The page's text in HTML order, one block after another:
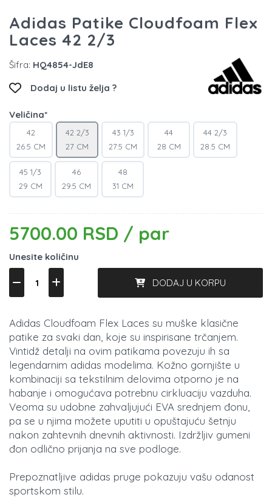
Adidas Patike Cloudfoam Flex
Laces 42 2/3
Šifra: HQ4854-JdE8
Dodaj u listu želja ?
Veličina*
42
26.5 CM
42 2/3
27 CM
43 1/3
27.5 CM
44
28 CM
44 2/3
28.5 CM
45 1/3
29 CM
46
29.5 CM
48
31 CM
5700.00 RSD / par
Unesite količinu
DODAJ U KORPU
Adidas Cloudfoam Flex Laces su muške klasične
patike za svaki dan, koje su inspirisane trčanjem.
Vintidž detalji na ovim patikama povezuju ih sa
legendarnim adidas modelima. Kožno gornjište u
kombinaciji sa tekstilnim delovima otporno je na
habanje i omogućava potrebnu cirkluaciju vazduha.
Veoma su udobne zahvaljujući EVA srednjem đonu,
pa se u njima možete uputiti u opuštajuću šetnju
nakon zahtevnih dnevnih aktivnosti. Izdržljiv gumeni
đon odlično prijanja na sve podloge.
Prepoznatljive adidas pruge pokazuju vašu odanost
sportskom stilu.